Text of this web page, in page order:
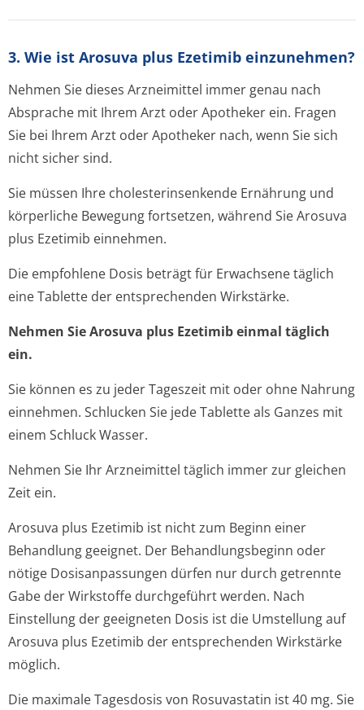
3. Wie ist Arosuva plus Ezetimib einzunehmen?
Nehmen Sie dieses Arzneimittel immer genau nach
Absprache mit Ihrem Arzt oder Apotheker ein. Fragen
Sie bei Ihrem Arzt oder Apotheker nach, wenn Sie sich
nicht sicher sind.
Sie müssen Ihre cholesterinsenkende Ernährung und
körperliche Bewegung fortsetzen, während Sie Arosuva
plus Ezetimib einnehmen.
Die empfohlene Dosis beträgt für Erwachsene täglich
eine Tablette der entsprechenden Wirkstärke.
Nehmen Sie Arosuva plus Ezetimib einmal täglich
ein.
Sie können es zu jeder Tageszeit mit oder ohne Nahrung
einnehmen. Schlucken Sie jede Tablette als Ganzes mit
einem Schluck Wasser.
Nehmen Sie Ihr Arzneimittel täglich immer zur gleichen
Zeit ein.
Arosuva plus Ezetimib ist nicht zum Beginn einer
Behandlung geeignet. Der Behandlungsbeginn oder
nötige Dosisanpassungen dürfen nur durch getrennte
Gabe der Wirkstoffe durchgeführt werden. Nach
Einstellung der geeigneten Dosis ist die Umstellung auf
Arosuva plus Ezetimib der entsprechenden Wirkstärke
möglich.
Die maximale Tagesdosis von Rosuvastatin ist 40 mg. Sie